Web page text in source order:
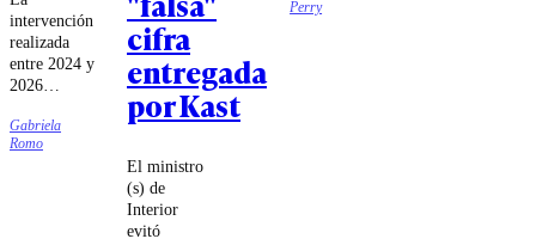
intervención
realizada
entre 2024 y
2026
tradicional
diseño del
Gabriela
Romo
cifra
entregada
por Kast
El ministro
(s) de
Interior
evitó
especialmente
cuando el
Perry